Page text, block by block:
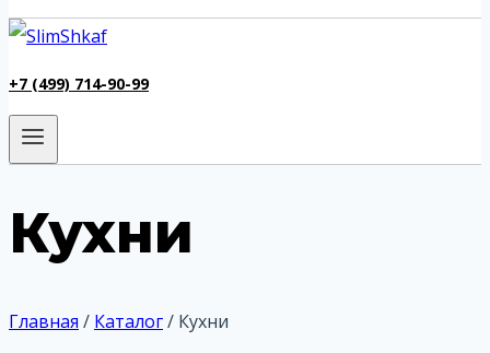
+7 (499) 714-90-99
Кухни
Главная / Каталог/ Кухни